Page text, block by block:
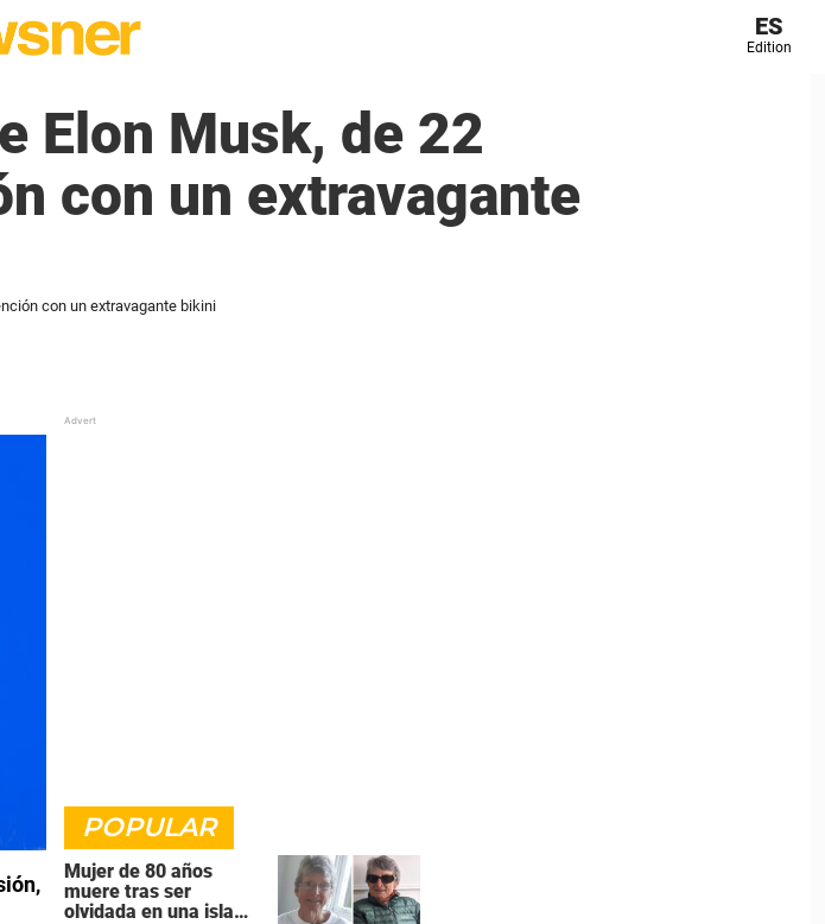
ES
Edition
Elon Musk, de 22
con un extravagante
con un extravagante bikini
POPULAR
Mujer de 80 años
muere tras ser
olvidada en una isla